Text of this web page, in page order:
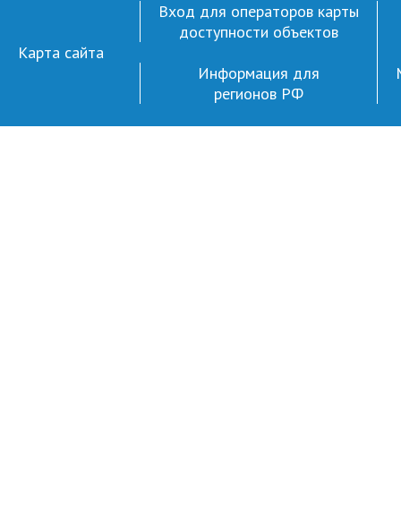
Карта сайта
Вход для операторов карты
доступности объектов
Информация для
регионов РФ